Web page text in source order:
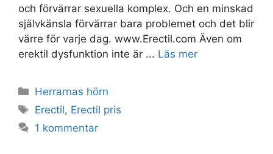
och förvärrar sexuella komplex. Och en minskad
självkänsla förvärrar bara problemet och det blir
värre för varje dag. www.Erectil.com Även om
erektil dysfunktion inte är ... Läs mer
Kategorier
Herrarnas hörn
Taggar
Erectil, Erectil pris
1 kommentar